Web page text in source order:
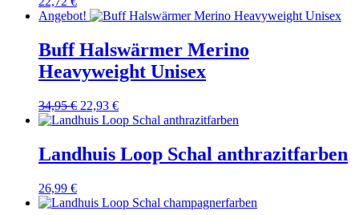
Angebot!
Buff Halswärmer Merino
Heavyweight Unisex
34,95€ Ursprünglicher
Preis
34,95 €
22,93 €Aktueller
Preis
22,93 €.
Landhuis Loop Schal anthrazitfarben
26,99 €